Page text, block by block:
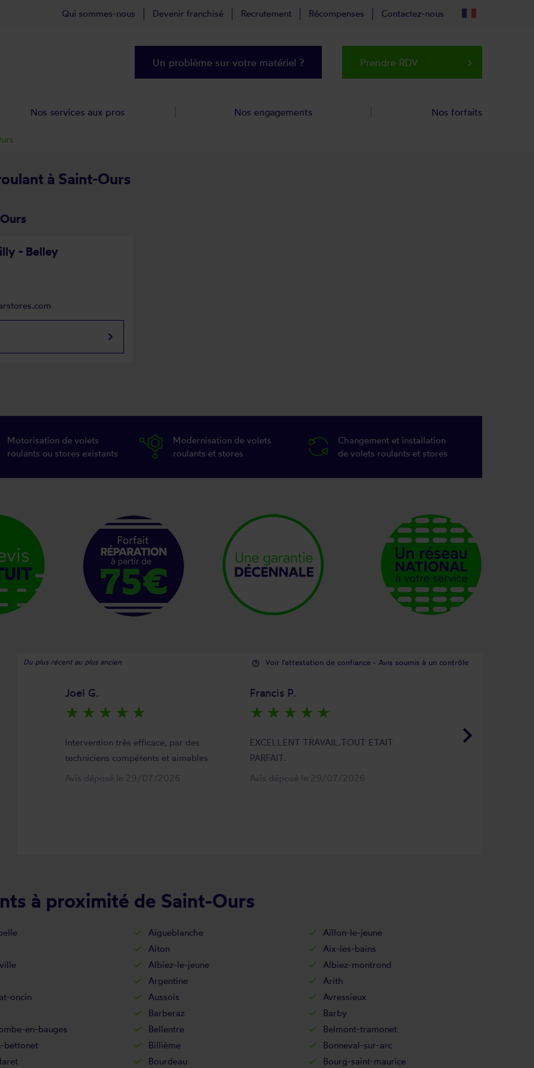
à Saint-Ours
- Belley
keyboard_arrow_right
Motorisation de volets
roulants ou stores existants
Modernisation de volets
roulants et stores
Changement et installation
de volets roulants et stores
Du plus récent au plus ancien help_outline Voir l'attestation de confiance - Avis soumis à un contrôle
keyboard_arrow_right
Joel G.
star_rate star_rate star_rate star_rate star_rate
Intervention très efficace, par des
techniciens compétents et aimables
Avis déposé le 29/07/2026
Francis P.
star_rate star_rate star_rate star_rate star_rate
EXCELLENT TRAVAIL.TOUT ETAIT
PARFAIT.
Avis déposé le 29/07/2026
à proximité de Saint-Ours
Aigueblanche
Aillon-le-jeune
Aiton
Aix-les-bains
Albiez-le-jeune
Albiez-montrond
Argentine
Arith
oncin Aussois
Avressieux
Barberaz
Barby
en-bauges Bellentre
Belmont-tramonet
bettonet Billième
Bonneval-sur-arc
Bourdeau
Bourg-saint-maurice
Qui sommes-nous Devenir franchisé Recrutement Récompenses Contactez-nous
Un problème sur votre matériel ? Prendre RDV keyboard_arrow_right
Nos services aux pros Nos engagements Nos forfaits